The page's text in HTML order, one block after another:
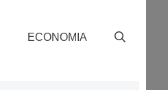
ECONOMIA